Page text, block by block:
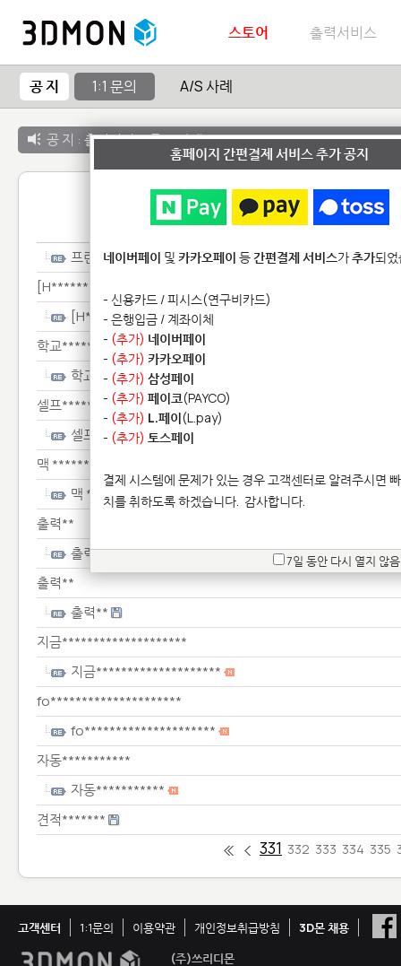
스토어 출력서비스
공 지 1:1 문의 A/S 사례
공 지 : 출력서비스 종료 안내
1:1 문
프린*
[H***********************************************
[H***********************************************
학교****************************
학교****************************
셀프*********************
셀프*********************
맥 *****************
맥 *****************
출력**
출력**
출력**
출력**
지금********************
지금********************
fo*********************
fo*********************
자동***********
자동***********
견적*******
331 332 333 334 335
고객센터 1:1문의 이용약관 개인정보취급방침
3D몬 채용
(주)쓰리디몬
홈페이지 간편결제 서비스 추가 공지
네이버페이 및 카카오페이 등간편결제 서비스가추가되
- 신용카드 / 피시스(연구비카드)
- 은행입금 / 계좌이체
- (추가) 네이버페이
- (추가) 카카오페이
- (추가) 삼성페이
- (추가) 페이코(PAYCO)
- (추가) L.페이(L.pay)
- (추가) 토스페이
결제 시스템에 문제가 있는 경우 고객센터로 알려주시면
치를 취하도록 하겠습니다. 감사합니다.
7일 동안 다시 열지 않음